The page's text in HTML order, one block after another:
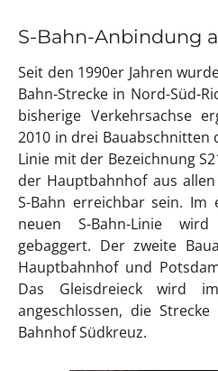
S-Bahn-Anbindung
Seit den 1990er Jahren
Bahn-Strecke in Nord-Süd-
bisherige Verkehrsachse
2010 in drei Bauabschnitten
Linie mit der Bezeichnung
der Hauptbahnhof aus
S-Bahn erreichbar sein. Im
neuen S-Bahn-Linie
gebaggert. Der zweite
Hauptbahnhof und
Das Gleisdreieck wird
angeschlossen, die
Bahnhof Südkreuz.